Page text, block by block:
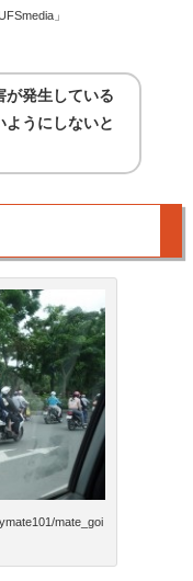
」
が発生している
ようにしないと
mate_goi